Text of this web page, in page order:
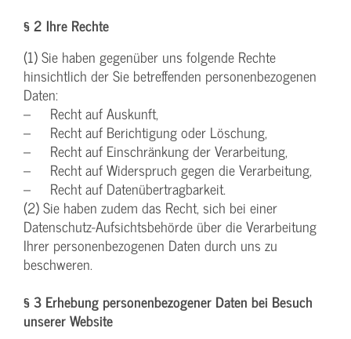
§ 2 Ihre Rechte
(1) Sie haben gegenüber uns folgende Rechte
hinsichtlich der Sie betreffenden personenbezogenen
Daten:
– Recht auf Auskunft,
– Recht auf Berichtigung oder Löschung,
– Recht auf Einschränkung der Verarbeitung,
– Recht auf Widerspruch gegen die Verarbeitung,
– Recht auf Datenübertragbarkeit.
(2) Sie haben zudem das Recht, sich bei einer
Datenschutz-Aufsichtsbehörde über die Verarbeitung
Ihrer personenbezogenen Daten durch uns zu
beschweren.
§ 3 Erhebung personenbezogener Daten bei Besuch
unserer Website